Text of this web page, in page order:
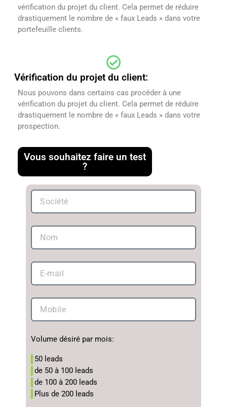
vérification du projet du client. Cela permet de réduire
drastiquement le nombre de « faux Leads » dans votre
portefeuille clients.
Vérification du projet du client:
Nous pouvons dans certains cas procéder à une
vérification du projet du client. Cela permet de réduire
drastiquement le nombre de « faux Leads » dans votre
prospection.
Vous souhaitez faire un test
?
Volume désiré par mois:
50 leads
de 50 à 100 leads
de 100 à 200 leads
Plus de 200 leads